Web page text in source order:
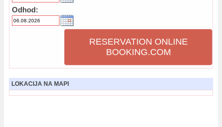
Odhod:
RESERVATION ONLINE
BOOKING.COM
LOKACIJA NA MAPI